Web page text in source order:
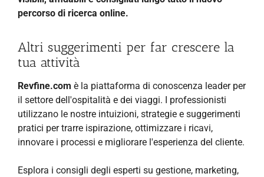
percorso di ricerca online.
Altri suggerimenti per far crescere la
tua attività
Revfine.com è la piattaforma di conoscenza leader per
il settore dell'ospitalità e dei viaggi. I professionisti
utilizzano le nostre intuizioni, strategie e suggerimenti
pratici per trarre ispirazione, ottimizzare i ricavi,
innovare i processi e migliorare l'esperienza del cliente.
Esplora i consigli degli esperti su gestione, marketing,